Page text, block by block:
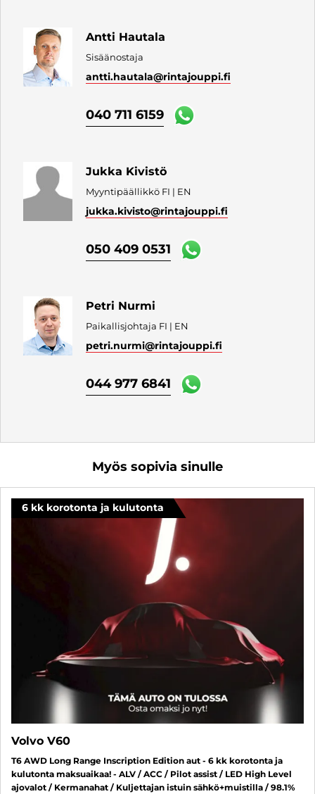
Antti Hautala
Sisäänostaja
antti.hautala@rintajouppi.fi
040 711 6159
Jukka Kivistö
Myyntipäällikkö FI | EN
jukka.kivisto@rintajouppi.fi
050 409 0531
Petri Nurmi
Paikallisjohtaja FI | EN
petri.nurmi@rintajouppi.fi
044 977 6841
Myös sopivia sinulle
6 kk korotonta ja kulutonta
Volvo V60
T6 AWD Long Range Inscription Edition aut - 6 kk korotonta ja
kulutonta maksuaikaa! - ALV / ACC / Pilot assist / LED High Level
ajovalot / Kermanahat / Kuljettajan istuin sähkö+muistilla / 98.1%